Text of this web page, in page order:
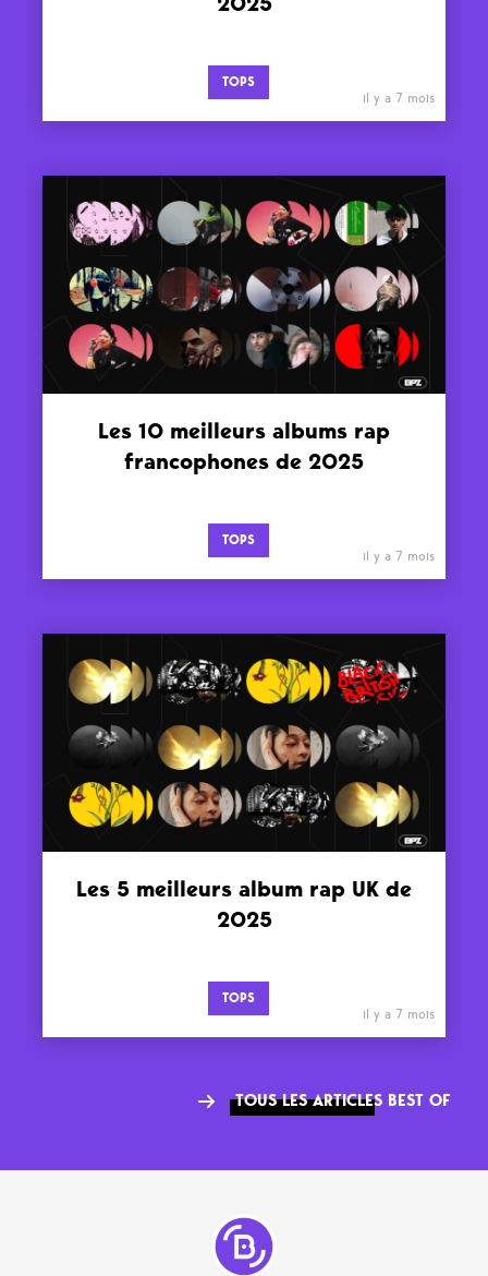
TOPS
il y a 7 mois
Les 10 meilleurs albums rap
francophones de 2025
TOPS
il y a 7 mois
Les 5 meilleurs album rap UK de
2025
TOPS
il y a 7 mois
TOUS LES ARTICLES BEST OF